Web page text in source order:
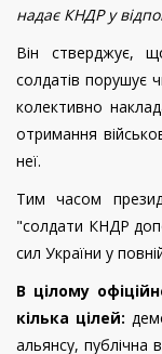
надає КНДР у
Він стверджує,
солдатів порушує
колективно
отримання
неї.
Тим часом
"солдати КНДР
сил України у
В цілому
кілька цілей:
альянсу,